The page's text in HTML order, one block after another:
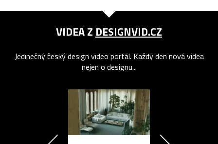
VIDEA Z DESIGNVID.CZ
Jedinečný český design video portál. Každý den nová videa
nejen o designu...